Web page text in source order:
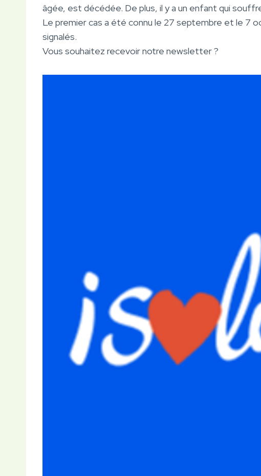
âgée, est décédée. De plus, il y a un enfant qui
Le premier cas a été connu le 27 septembre et le 7
signalés.
Vous souhaitez recevoir notre newsletter ?